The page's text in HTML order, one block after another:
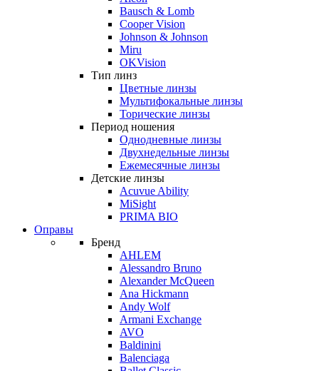
Bausch & Lomb
Cooper Vision
Johnson & Johnson
Miru
OKVision
Тип линз
Цветные линзы
Мультифокальные линзы
Торические линзы
Период ношения
Однодневные линзы
Двухнедельные линзы
Ежемесячные линзы
Детские линзы
Acuvue Ability
MiSight
PRIMA BIO
Оправы
Бренд
AHLEM
Alessandro Bruno
Alexander McQueen
Ana Hickmann
Andy Wolf
Armani Exchange
AVO
Baldinini
Balenciaga